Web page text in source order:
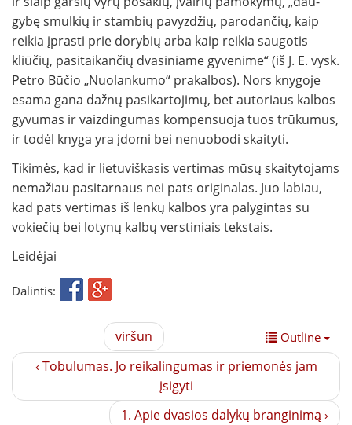
gybę smulkių ir stambių pavyzdžių, parodan­čių, kaip
reikia įprasti prie dorybių arba kaip rei­kia saugotis
kliūčių, pasitaikančių dvasiniame gyvenime“ (iš J. E. vysk.
Petro Būčio „Nuolanku­mo“ prakalbos). Nors knygoje
esama gana dažnų pasi­kartojimų, bet autoriaus kalbos
gyvumas ir vaizdingumas kompensuoja tuos trūkumus,
ir todėl kny­ga yra įdomi bei nenuobodi skaityti.
Tikimės, kad ir lietuviškasis vertimas mūsų skaitytojams
nemažiau pasitarnaus nei pats origi­nalas. Juo labiau,
kad pats verti­mas iš lenkų kalbos yra palygintas su
vokiečių bei lotynų kalbų verstiniais tekstais.
Leidėjai
Dalintis:
Outline
‹ Tobulumas. Jo reikalingumas ir priemonės jam
įsigyti
viršun
1. Apie dvasios dalykų branginimą ›